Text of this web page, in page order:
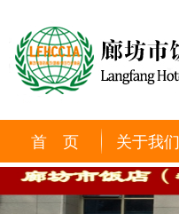
首 页 关于我们